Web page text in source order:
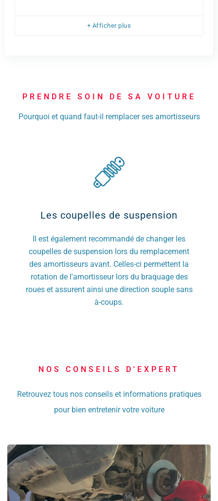
+ Afficher plus
PRENDRE SOIN DE SA VOITURE
Pourquoi et quand faut-il remplacer ses amortisseurs
Les coupelles de suspension
Il est également recommandé de changer les
coupelles de suspension lors du remplacement
des amortisseurs avant. Celles-ci permettent la
rotation de l'amortisseur lors du braquage des
roues et assurent ainsi une direction souple sans
à-coups.
NOS CONSEILS D'EXPERT
Retrouvez tous nos conseils et informations pratiques
pour bien entretenir votre voiture